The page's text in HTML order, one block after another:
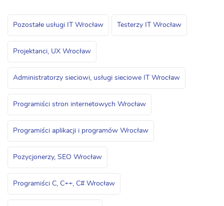
Pozostałe usługi IT Wrocław Testerzy IT Wrocław
Projektanci, UX Wrocław
Administratorzy sieciowi, usługi sieciowe IT Wrocław
Programiści stron internetowych Wrocław
Programiści aplikacji i programów Wrocław
Pozycjonerzy, SEO Wrocław
Programiści C, C++, C# Wrocław